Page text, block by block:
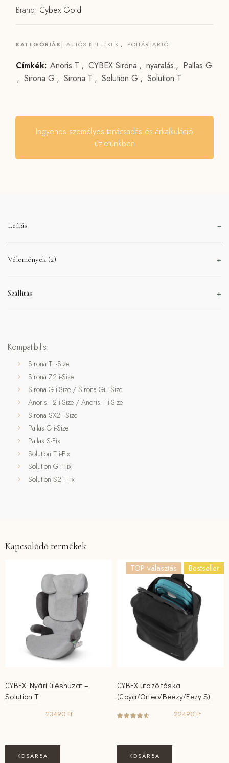
Brand: Cybex Gold
KATEGÓRIÁK: AUTÓS KELLÉKEK , POHÁRTARTÓ
Címkék: Anoris T , CYBEX Sirona , nyaralás , Pallas G
, Sirona G , Sirona T , Solution G , Solution T
Ingyenes személyes tanácsadás és árkalkuláció
üzletünkben
Leírás
Vélemények (2)
Szállítás
Kompatibilis:
Sirona T i-Size
Sirona Z2 i-Size
Sirona G i-Size / Sirona Gi i-Size
Anoris T2 i-Size / Anoris T i-Size
Sirona SX2 i-Size
Pallas G i-Size
Pallas S-Fix
Solution T i-Fix
Solution G i-Fix
Solution S2 i-Fix
Kapcsolódó termékek
CYBEX Nyári üléshuzat –
Solution T
23490 Ft
KOSÁRBA
TOP választás Bestseller
CYBEX utazó táska
(Coya/Orfeo/Beezy/Eezy S)
22490 Ft
KOSÁRBA